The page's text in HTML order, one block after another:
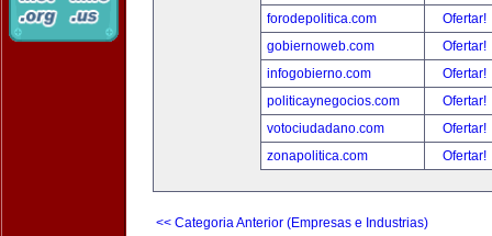
forodepolitica.com
Ofertar!
gobiernoweb.com
Ofertar!
infogobierno.com
Ofertar!
politicaynegocios.com
Ofertar!
votociudadano.com
Ofertar!
zonapolitica.com
Ofertar!
<< Categoria Anterior (Empresas e Industrias)